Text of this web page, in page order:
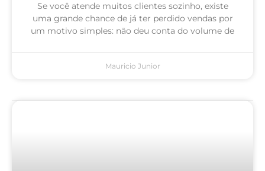
Se você atende muitos clientes sozinho, existe
uma grande chance de já ter perdido vendas por
um motivo simples: não deu conta do volume de
Mauricio Junior